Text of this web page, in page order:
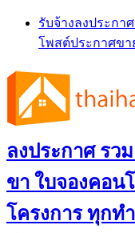
Skip
content
รับจ้างลงประกา
โพสต์ประกาศข
ลงประกาศ รว
ขา ใบจองคอน
โครงการ ทุกท